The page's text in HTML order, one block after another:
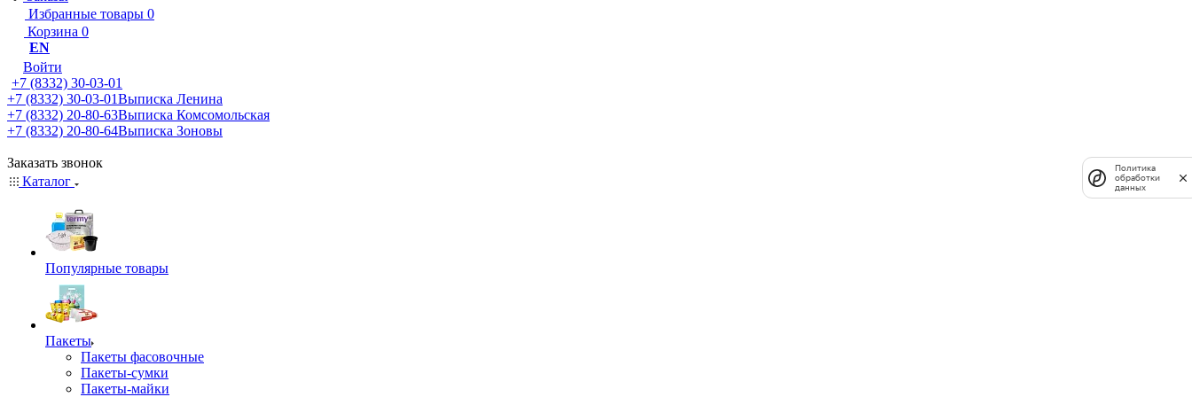
Избранные товары 0
Корзина 0
EN
Войти
+7 (8332) 30-03-01
+7 (8332) 30-03-01Выписка Ленина
+7 (8332) 20-80-63Выписка Комсомольская
+7 (8332) 20-80-64Выписка Зоновы
Заказать звонок
Каталог
Популярные товары
Пакеты
Пакеты фасовочные
Пакеты-сумки
Пакеты-майки
Политика
обработки
данных